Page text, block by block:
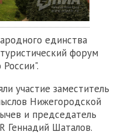
единства
форум
участие заместитель
Нижегородской
и председатель
Геннадий Шаталов.